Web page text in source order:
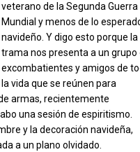
veterano de la Segunda Guerra
Mundial y menos de lo
navideño. Y digo esto porque la
trama nos presenta a un grupo
excombatientes y amigos de
la vida que se reúnen para
armas, recientemente
una sesión de espiritismo.
y la decoración navideña,
a un plano olvidado.